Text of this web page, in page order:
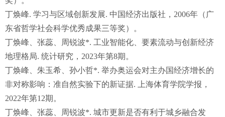
丁焕峰. 学习与区域创新发展. 中国经济出版社，2006年（广
东省哲学社会科学优秀成果三等奖）。
丁焕峰、张蕊、周锐波*. 工业智能化、要素流动与创新经济
地理格局. 统计研究，2023年第8期。
丁焕峰、朱玉希、孙小哲*. 举办奥运会对主办国经济增长的
非对称影响：准自然实验下的新证据. 上海体育学院学报，
2022年第12期。
丁焕峰、张蕊、周锐波*. 城市更新是否有利于城乡融合发